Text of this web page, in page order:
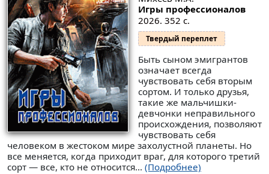
Игры профессионалов
2026. 352 с.
Твердый переплет
Быть сыном эмигрантов
означает всегда
чувствовать себя вторым
сортом. И только друзья,
такие же мальчишки-
девчонки неправильного
происхождения, позволяют
чувствовать себя
человеком в жестоком мире захолустной планеты. Но
все меняется, когда приходит враг, для которого третий
сорт — все, кто не относится... (Подробнее)